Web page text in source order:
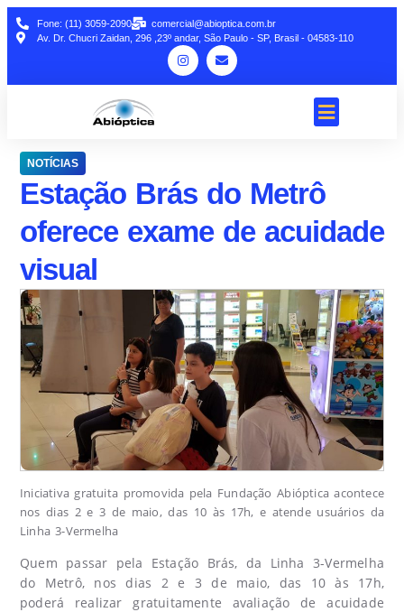
Fone: (11) 3059-2090
comercial@abioptica.com.br
Av. Dr. Chucri Zaidan, 296 ,23º andar, São Paulo - SP, Brasil - 04583-110
NOTÍCIAS
Estação Brás do Metrô
oferece exame de acuidade
visual
Iniciativa gratuita promovida pela Fundação Abióptica acontece
nos dias 2 e 3 de maio, das 10 às 17h, e atende usuários da
Linha 3-Vermelha
Quem passar pela Estação Brás, da Linha 3-Vermelha
do Metrô, nos dias 2 e 3 de maio, das 10 às 17h,
poderá realizar gratuitamente avaliação de acuidade